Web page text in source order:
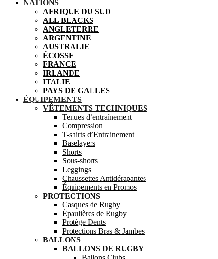
NATIONS
AFRIQUE DU SUD
ALL BLACKS
ANGLETERRE
ARGENTINE
AUSTRALIE
ÉCOSSE
FRANCE
IRLANDE
ITALIE
PAYS DE GALLES
ÉQUIPEMENTS
VÊTEMENTS TECHNIQUES
Tenues d’entraînement
Compression
T-shirts d’Entrainement
Baselayers
Shorts
Sous-shorts
Leggings
Chaussettes Antidérapantes
Équipements en Promos
PROTECTIONS
Casques de Rugby
Épaulières de Rugby
Protège Dents
Protections Bras & Jambes
BALLONS
BALLONS DE RUGBY
Ballons Clubs